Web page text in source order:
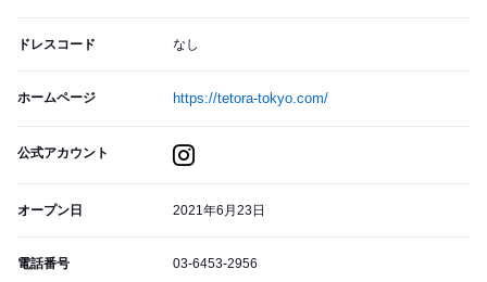
ドレスコード なし
ホームページ https://tetora-tokyo.com/
公式アカウント
オープン日 2021年6月23日
電話番号 03-6453-2956